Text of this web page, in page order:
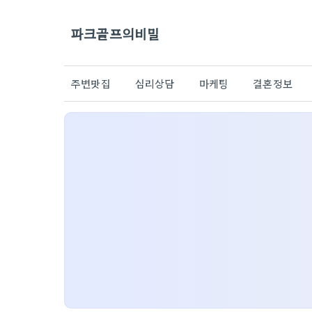
파크골프의비밀
주변맛집 심리상담 마케팅 결혼정보